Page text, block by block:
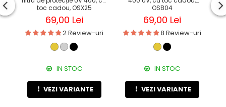
toc cadou, OSX25
69,00 Lei
2 Review-uri
IN STOC
VEZI VARIANTE
OSB04
69,00 Lei
8 Review-uri
IN STOC
VEZI VARIANTE